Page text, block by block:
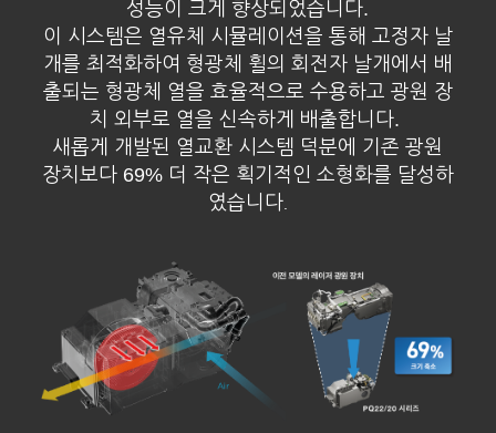
성능이 크게 향상되었습니다.
이 시스템은 열유체 시뮬레이션을 통해 고정자 날
개를 최적화하여 형광체 휠의 회전자 날개에서 배
출되는 형광체 열을 효율적으로 수용하고 광원 장
치 외부로 열을 신속하게 배출합니다.
새롭게 개발된 열교환 시스템 덕분에 기존 광원
장치보다 69% 더 작은 획기적인 소형화를 달성하
였습니다.